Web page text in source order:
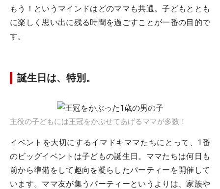
もう！というマインドはどのママも共通。子どもととも
に楽しく思い出に残る時間を過ごすことが一番の目的で
す。
誕生日は、特別。
主役の子どもには王冠をかぶせてあげるママが多数！
イベントを大切にするイマドキママたちにとって、1番
のビッグイベントは子どもの誕生日。ママたちは何日も
前から準備をして趣向を凝らしたパーティーを開催して
います。ママ友が集うパーティーというよりは、家族や